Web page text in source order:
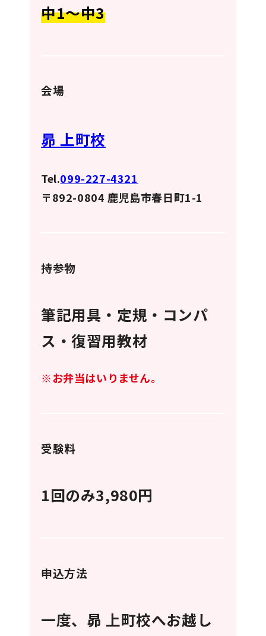
中1〜中3
会場
昴 上町校
Tel.099-227-4321
〒892-0804 鹿児島市春日町1-1
持参物
筆記用具・定規・コンパ
ス・復習用教材
※お弁当はいりません。
受験料
1回のみ3,980円
申込方法
一度、昴 上町校へお越し